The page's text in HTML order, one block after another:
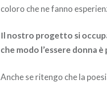
coloro che ne fanno
Il nostro progetto si
che modo l’essere donna
Anche se ritengo che la